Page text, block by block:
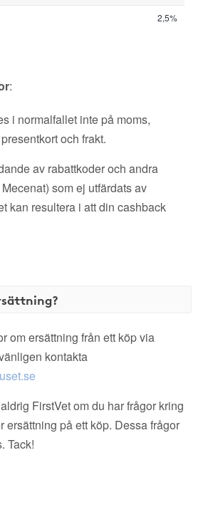
2,5%
:
i normalfallet inte på moms,
och frakt.
av rabattkoder och andra
som ej utfärdats av
kan resultera i att din cashback
om ersättning från ett köp via
kontakta
FirstVet om du har frågor kring
ersättning på ett köp. Dessa frågor
Tack!